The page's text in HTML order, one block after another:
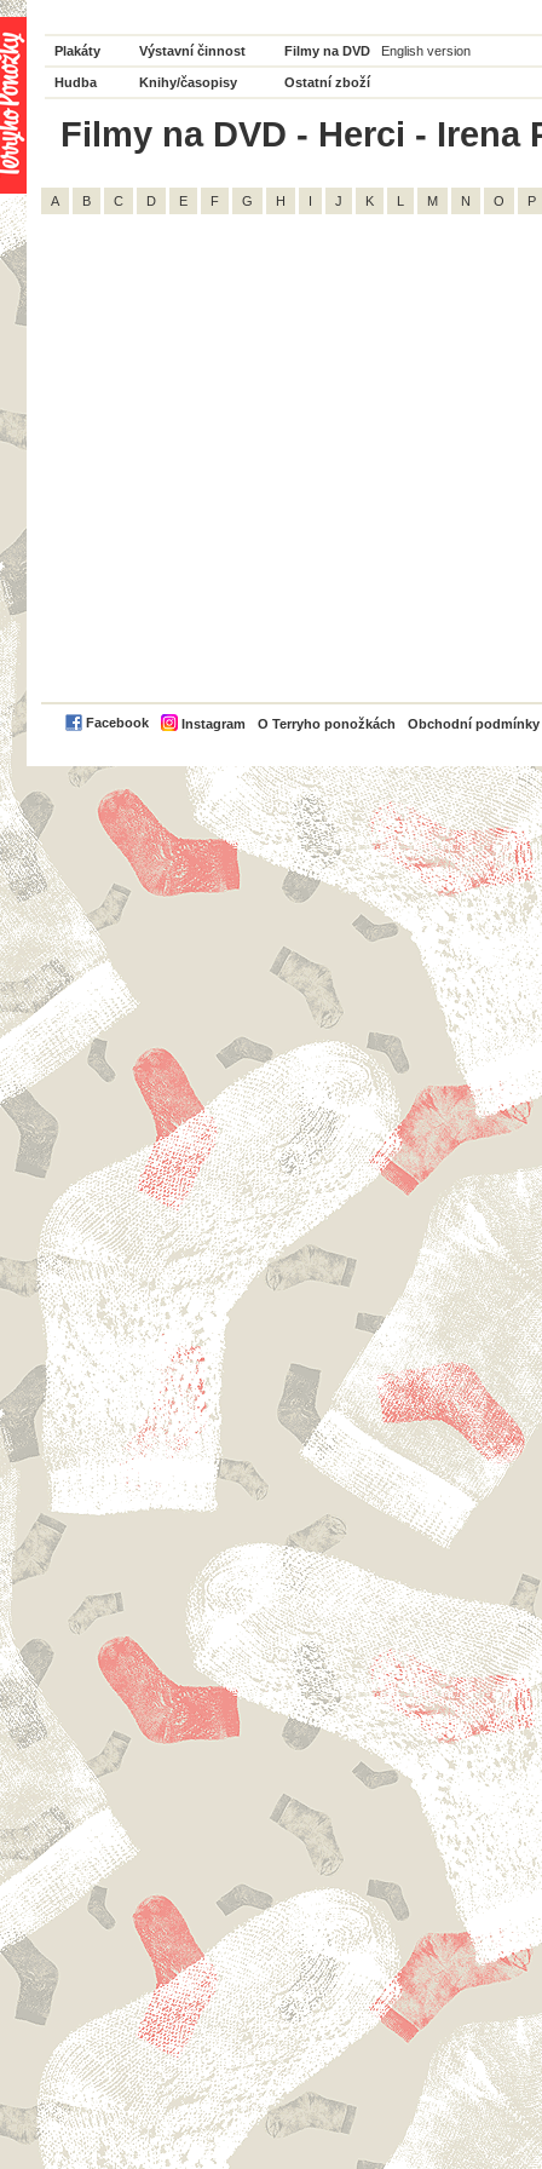
Plakáty Výstavní činnost Filmy na DVD English version
Hudba Knihy/časopisy Ostatní zboží
Filmy na DVD - Herci - Irena
A B C D E F G H I J K L M N O P
Facebook Instagram O Terryho ponožkách Obchodní podmínky
PayPal